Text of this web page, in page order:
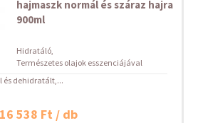
hajmaszk normál és száraz hajra
900ml
Hidratáló,
Természetes olajok esszenciájával
és dehidratált,...
16 538 Ft / db